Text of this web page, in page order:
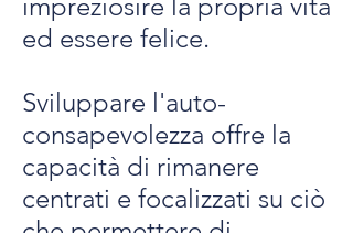
ed essere felice.
Sviluppare l'auto-
consapevolezza offre la
capacità di rimanere
centrati e focalizzati su ciò